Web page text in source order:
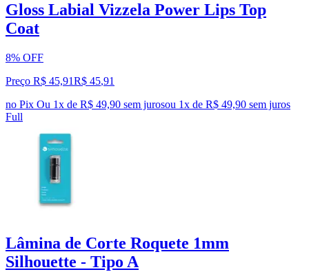
Gloss Labial Vizzela Power Lips Top
Coat
8% OFF
Preço R$ 45,91R$ 45,91
no Pix Ou 1x de R$ 49,90 sem jurosou 1x de R$ 49,90 sem juros
Full
Lâmina de Corte Roquete 1mm
Silhouette - Tipo A